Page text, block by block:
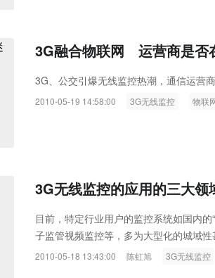
3G融合物联网 运营商是否
3G、公交引爆无线监控热潮，通信运营
2010-05-19 14:58:00 3G无线监控 物联
3G无线监控的应用的三大领
目前，特定行业用户的监控系统如国内
子监管视频监控等，多为大型化的城域
现在大多处在建设大型视频监控项目的
2010-05-18 13:43:00 陈虹旭 3G无线监控